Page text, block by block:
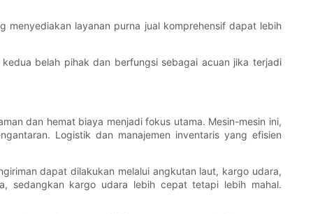
menyediakan layanan purna jual komprehensif dapat lebih
belah pihak dan berfungsi sebagai acuan jika terjadi
dan hemat biaya menjadi fokus utama. Mesin-mesin ini,
Logistik dan manajemen inventaris yang efisien
dapat dilakukan melalui angkutan laut, kargo udara,
sedangkan kargo udara lebih cepat tetapi lebih mahal.